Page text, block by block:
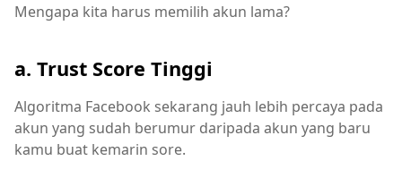
Mengapa kita harus memilih akun lama?
a. Trust Score Tinggi
Algoritma Facebook sekarang jauh lebih percaya pada
akun yang sudah berumur daripada akun yang baru
kamu buat kemarin sore.